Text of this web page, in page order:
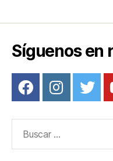
Síguenos en